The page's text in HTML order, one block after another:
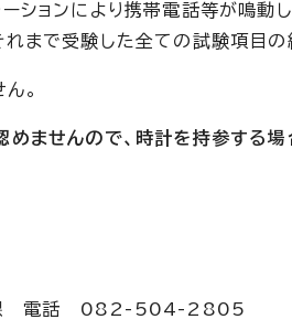
ションにより携帯電話等が鳴動
まで受験した全ての試験項目の
。
めませんので、時計を持参する
員課 電話 082-504-2805